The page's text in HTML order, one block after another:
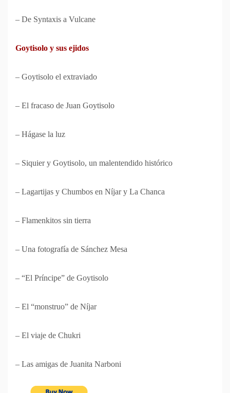
– De Syntaxis a Vulcane
Goytisolo y sus ejidos
– Goytisolo el extraviado
– El fracaso de Juan Goytisolo
– Hágase la luz
– Siquier y Goytisolo, un malentendido histórico
– Lagartijas y Chumbos en Níjar y La Chanca
– Flamenkitos sin tierra
– Una fotografía de Sánchez Mesa
– “El Príncipe” de Goytisolo
– El “monstruo” de Níjar
– El viaje de Chukri
– Las amigas de Juanita Narboni